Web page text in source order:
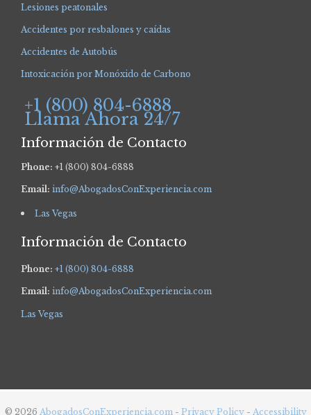
Lesiones peatonales
Accidentes por resbalones y caídas
Accidentes de Autobús
Intoxicación por Monóxido de Carbono
+1 (800) 804-6888
Llama Ahora 24/7
Información de Contacto
Phone: +1 (800) 804-6888
Email: info@AbogadosConExperiencia.com
Las Vegas
Información de Contacto
Phone: +1 (800) 804-6888
Email: info@AbogadosConExperiencia.com
Las Vegas
© 2026 AbogadosConExperiencia.com- Privacy Policy - Accessibility